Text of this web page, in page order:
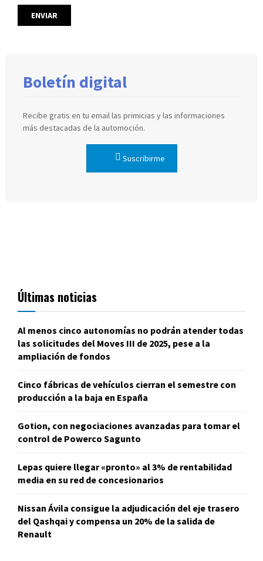
Boletín digital
Recibe gratis en tu email las primicias y las informaciones
más destacadas de la automoción.
Suscribirme
Últimas noticias
Al menos cinco autonomías no podrán atender todas
las solicitudes del Moves III de 2025, pese a la
ampliación de fondos
Cinco fábricas de vehículos cierran el semestre con
producción a la baja en España
Gotion, con negociaciones avanzadas para tomar el
control de Powerco Sagunto
Lepas quiere llegar «pronto» al 3% de rentabilidad
media en su red de concesionarios
Nissan Ávila consigue la adjudicación del eje trasero
del Qashqai y compensa un 20% de la salida de
Renault